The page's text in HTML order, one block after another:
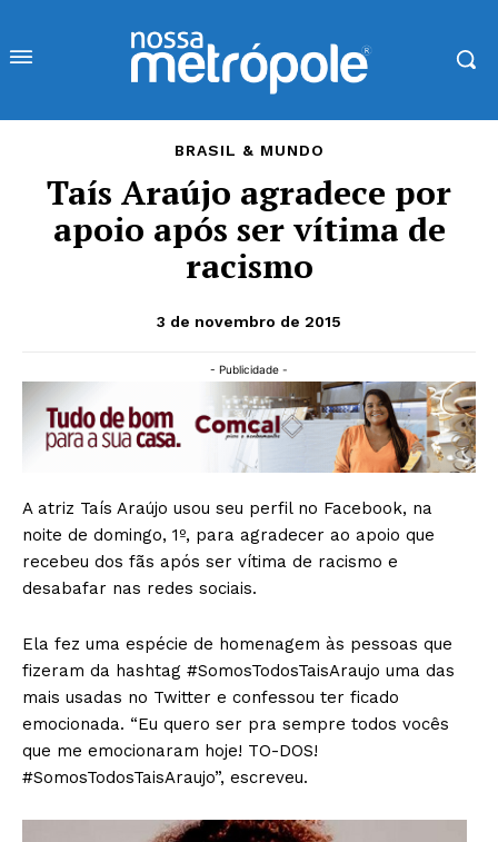
BRASIL & MUNDO
Taís Araújo agradece por
apoio após ser vítima de
racismo
3 de novembro de 2015
- Publicidade -
A atriz Taís Araújo usou seu perfil no Facebook, na
noite de domingo, 1º, para agradecer ao apoio que
recebeu dos fãs após ser vítima de racismo e
desabafar nas redes sociais.
Ela fez uma espécie de homenagem às pessoas que
fizeram da hashtag #‎SomosTodosTaisAraujo uma das
mais usadas no Twitter e confessou ter ficado
emocionada. “Eu quero ser pra sempre todos vocês
que me emocionaram hoje! TO-DOS!
‪#‎SomosTodosTaisAraujo‬”, escreveu.